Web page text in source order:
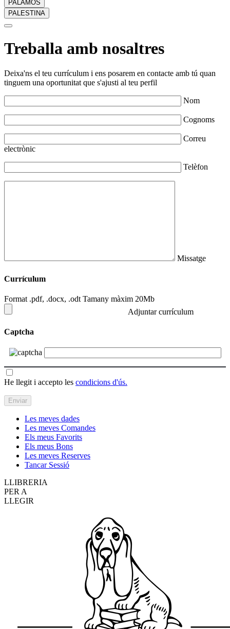
PALAMÓS
PALESTINA
Treballa amb nosaltres
Deixa'ns el teu currículum i ens posarem en contacte amb tú quan
tinguem una oportunitat que s'ajusti al teu perfil
Nom
Cognoms
Correu
electrònic
Telèfon
Missatge
Currículum
Format .pdf, .docx, .odt Tamany màxim 20Mb
Adjuntar currículum
Captcha
He llegit i accepto les condicions d'ús.
Les meves dades
Les meves Comandes
Els meus Favorits
Els meus Bons
Les meves Reserves
Tancar Sessió
LLIBRERIA
PER A
LLEGIR